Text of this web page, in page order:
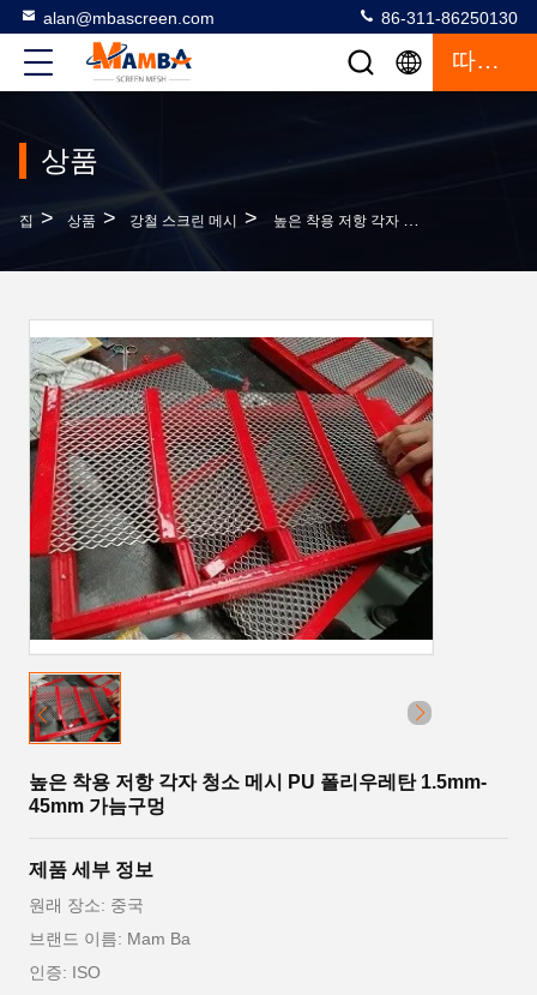
alan@mbascreen.com 86-311-86250130
따옴표
상품
집 > 상품 > 강철 스크린 메시 > 높은 착용 저항 각자 청소 메시 PU 폴리우레탄 1.5mm-45mm 가늠구멍
높은 착용 저항 각자 청소 메시 PU 폴리우레탄 1.5mm-
45mm 가늠구멍
제품 세부 정보
원래 장소: 중국
브랜드 이름: Mam Ba
인증: ISO